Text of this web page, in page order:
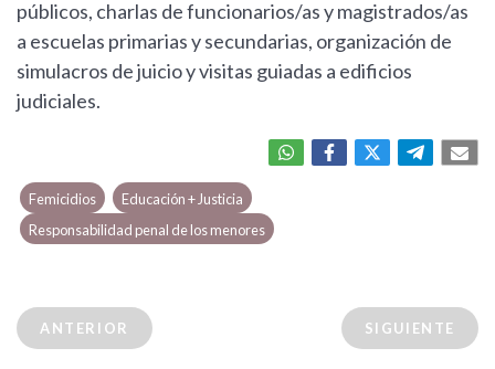
públicos, charlas de funcionarios/as y magistrados/as
a escuelas primarias y secundarias, organización de
simulacros de juicio y visitas guiadas a edificios
judiciales.
Femicidios
Educación + Justicia
Responsabilidad penal de los menores
ANTERIOR SIGUIENTE